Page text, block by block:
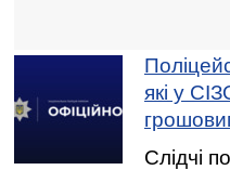
які у
Слідчі